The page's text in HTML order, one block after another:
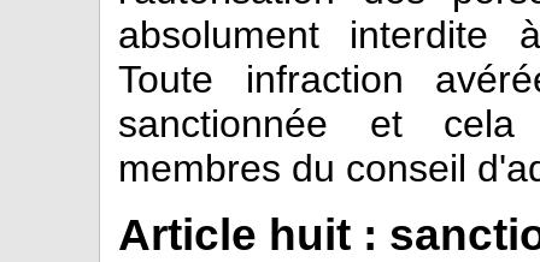
absolument interdite
Toute infraction
sanctionnée et
membres du conseil
Article huit :